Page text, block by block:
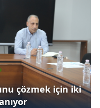
çözmek için iki